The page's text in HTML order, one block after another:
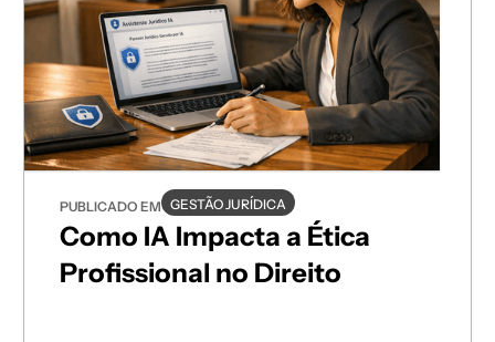
PUBLICADO EM GESTÃO JURÍDICA
Como IA Impacta a Ética
Profissional no Direito